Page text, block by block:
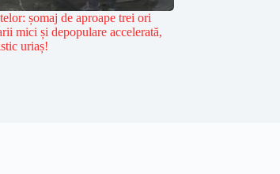
șomaj de aproape trei ori
mici și depopulare accelerată,
uriaș!